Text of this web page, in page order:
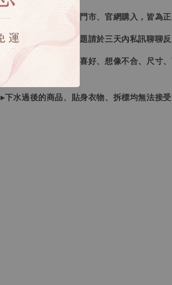
▸商品皆由日本、韓國門市、官網購入，皆為
▸商品收到後有任何問題請於三天內私訊聊聊反
▸若因商品色差、個人喜好、想像不合、尺寸
受退換貨
▸下水過後的商品、貼身衣物、拆標均無法接